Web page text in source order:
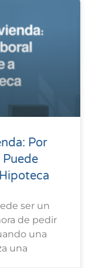
Por
ser un
de pedir
una
una